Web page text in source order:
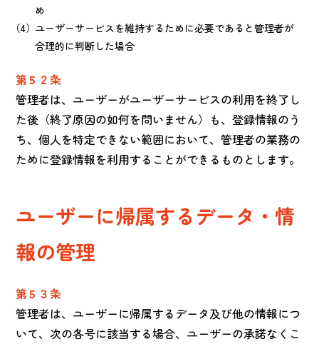
め
ユーザーサービスを維持するために必要であると管理者が
合理的に判断した場合
第５２条
管理者は、ユーザーがユーザーサービスの利用を終了し
た後（終了原因の如何を問いません）も、登録情報のう
ち、個人を特定できない範囲において、管理者の業務の
ために登録情報を利用することができるものとします。
ユーザーに帰属するデータ・情
報の管理
第５３条
管理者は、ユーザーに帰属するデータ及び他の情報につ
いて、次の各号に該当する場合、ユーザーの承諾なくこ